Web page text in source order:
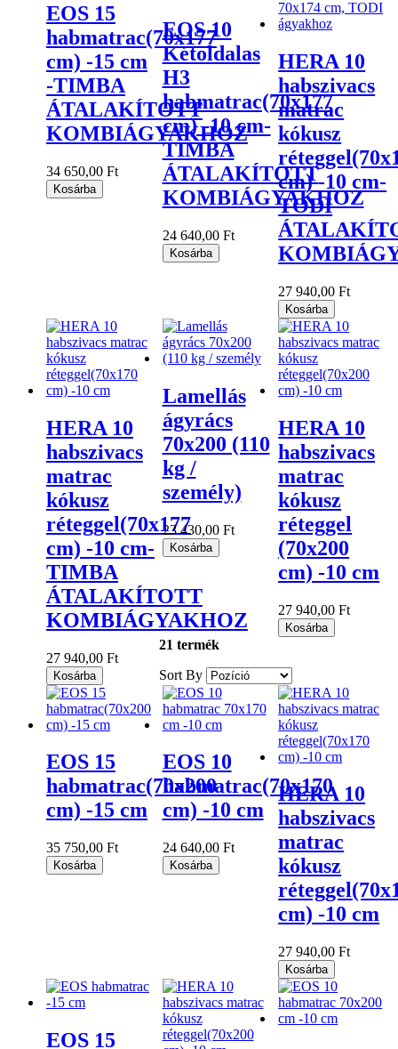
EOS 15
habmatrac(70x177
cm) -15 cm
-TIMBA
ÁTALAKÍTOTT
KOMBIÁGYAKHOZ
34 650,00 Ft
Kosárba
EOS 10
Kétoldalas
H3
habmatrac(70x177
cm) -10 cm-
TIMBA
ÁTALAKÍTOTT
KOMBIÁGYAKHOZ
24 640,00 Ft
Kosárba
HERA 10
habszivacs
matrac
kókusz
cm) -10 cm-
TODI
27 940,00 Ft
Kosárba
HERA 10
habszivacs
matrac
kókusz
réteggel(70x177
cm) -10 cm-
TIMBA
ÁTALAKÍTOTT
KOMBIÁGYAKHOZ
27 940,00 Ft
Kosárba
Lamellás
ágyrács
70x200 (110
kg /
személy)
23 430,00 Ft
Kosárba
HERA 10
habszivacs
matrac
kókusz
réteggel
(70x200
cm) -10 cm
27 940,00 Ft
Kosárba
EOS 15
habmatrac(70x200
cm) -15 cm
35 750,00 Ft
Kosárba
EOS 10
habmatrac(70x170
cm) -10 cm
24 640,00 Ft
Kosárba
HERA 10
habszivacs
matrac
kókusz
cm) -10 cm
27 940,00 Ft
Kosárba
EOS 15
21 termék
Sort By